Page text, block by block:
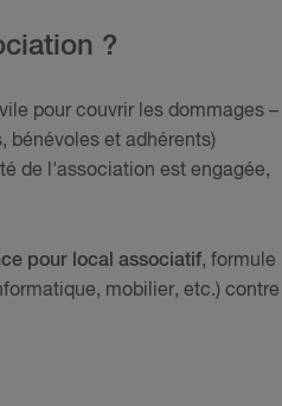
?
pour couvrir les dommages –
bénévoles et adhérents)
de l'association est engagée,
pour local associatif, formule
mobilier, etc.) contre